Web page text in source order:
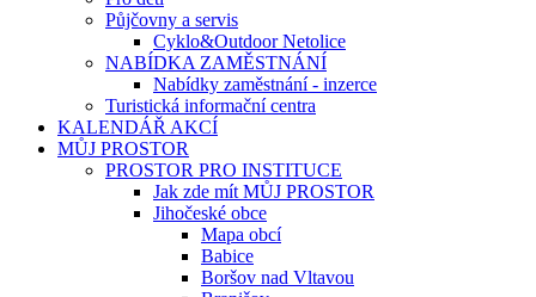
Půjčovny a servis
Cyklo&Outdoor Netolice
NABÍDKA ZAMĚSTNÁNÍ
Nabídky zaměstnání - inzerce
Turistická informační centra
KALENDÁŘ AKCÍ
MŮJ PROSTOR
PROSTOR PRO INSTITUCE
Jak zde mít MŮJ PROSTOR
Jihočeské obce
Mapa obcí
Babice
Boršov nad Vltavou